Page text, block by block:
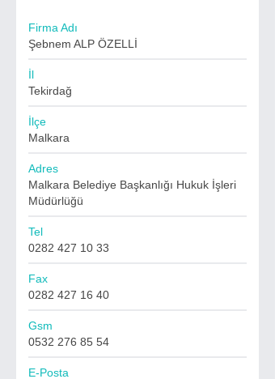
Firma Adı
Şebnem ALP ÖZELLİ
İl
Tekirdağ
İlçe
Malkara
Adres
Malkara Belediye Başkanlığı Hukuk İşleri
Müdürlüğü
Tel
0282 427 10 33
Fax
0282 427 16 40
Gsm
0532 276 85 54
E-Posta